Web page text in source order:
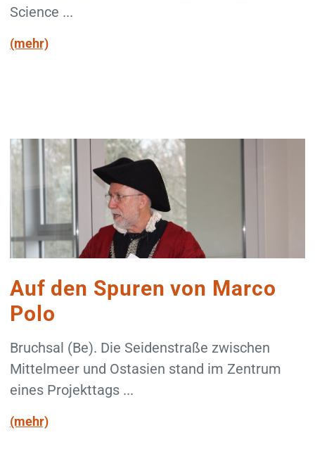
Science ...
(mehr)
Auf den Spuren von Marco
Polo
Bruchsal (Be). Die Seidenstraße zwischen
Mittelmeer und Ostasien stand im Zentrum
eines Projekttags ...
(mehr)